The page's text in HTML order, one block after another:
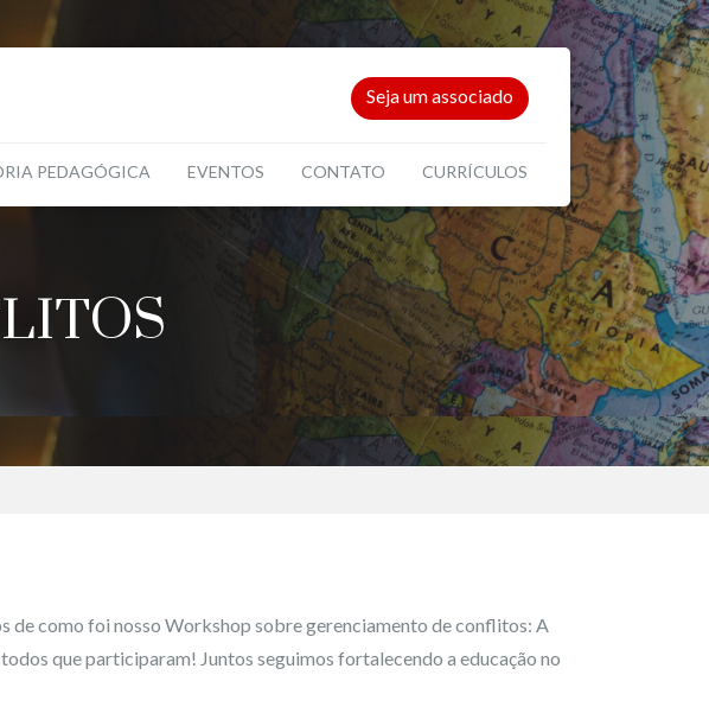
Seja um associado
PEDAGÓGICA EVENTOS CONTATO CURRÍCULOS
de como foi nosso Workshop sobre gerenciamento de conflitos: A
que participaram! Juntos seguimos fortalecendo a educação no